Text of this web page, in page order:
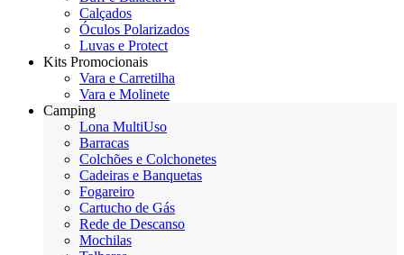
Calçados
Óculos Polarizados
Luvas e Protect
Kits Promocionais
Vara e Carretilha
Vara e Molinete
Camping
Lona MultiUso
Barracas
Colchões e Colchonetes
Cadeiras e Banquetas
Fogareiro
Cartucho de Gás
Rede de Descanso
Mochilas